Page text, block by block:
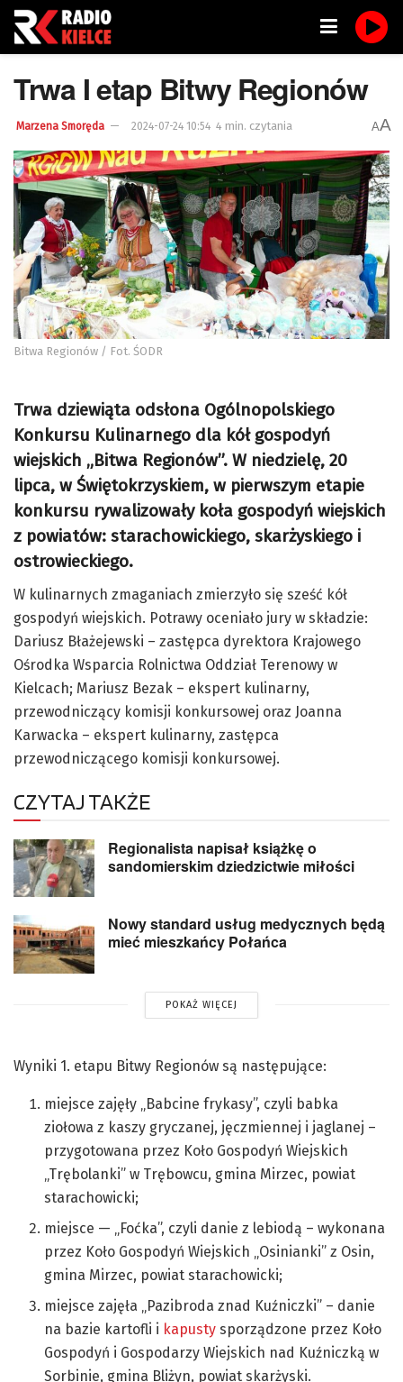
Trwa I etap Bitwy Regionów
Marzena Smoręda 2024-07-24 10:54 4 min. czytania AA
Bitwa Regionów / Fot. ŚODR
Trwa dziewiąta odsłona Ogólnopolskiego
Konkursu Kulinarnego dla kół gospodyń
wiejskich „Bitwa Regionów”. W niedzielę, 20
lipca, w Świętokrzyskiem, w pierwszym etapie
konkursu rywalizowały koła gospodyń wiejskich
z powiatów: starachowickiego, skarżyskiego i
ostrowieckiego.
W kulinarnych zmaganiach zmierzyło się sześć kół
gospodyń wiejskich. Potrawy oceniało jury w składzie:
Dariusz Błażejewski – zastępca dyrektora Krajowego
Ośrodka Wsparcia Rolnictwa Oddział Terenowy w
Kielcach; Mariusz Bezak – ekspert kulinarny,
przewodniczący komisji konkursowej oraz Joanna
Karwacka – ekspert kulinarny, zastępca
przewodniczącego komisji konkursowej.
CZYTAJ TAKŻE
Regionalista napisał książkę o
sandomierskim dziedzictwie miłości
Nowy standard usług medycznych będą
mieć mieszkańcy Połańca
POKAŻ WIĘCEJ
Wyniki 1. etapu Bitwy Regionów są następujące:
miejsce zajęły „Babcine frykasy”, czyli babka
ziołowa z kaszy gryczanej, jęczmiennej i jaglanej –
przygotowana przez Koło Gospodyń Wiejskich
„Trębolanki” w Trębowcu, gmina Mirzec, powiat
starachowicki;
miejsce — „Foćka”, czyli danie z lebiodą – wykonana
przez Koło Gospodyń Wiejskich „Osinianki” z Osin,
gmina Mirzec, powiat starachowicki;
miejsce zajęła „Pazibroda znad Kuźniczki” – danie
na bazie kartofli i kapusty sporządzone przez Koło
Gospodyń i Gospodarzy Wiejskich nad Kuźniczką w
Sorbinie, gmina Bliżyn, powiat skarżyski.